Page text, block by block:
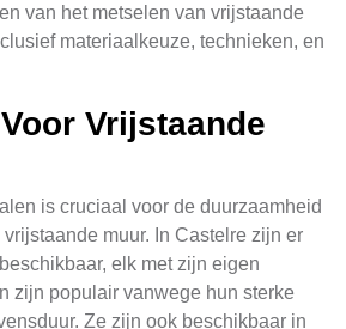
van het metselen van vrijstaande
materiaalkeuze, technieken, en
Vrijstaande
is cruciaal voor de duurzaamheid
muur. In Castelre zijn er
elk met zijn eigen
zijn populair vanwege hun sterke
Ze zijn ook beschikbaar in